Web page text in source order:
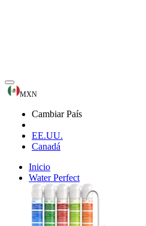
MXN
Cambiar País
EE.UU.
Canadá
Inicio
Water Perfect